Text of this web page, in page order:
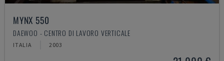
MYNX 550
DAEWOO - CENTRO DI LAVORO VERTICALE
ITALIA 2003